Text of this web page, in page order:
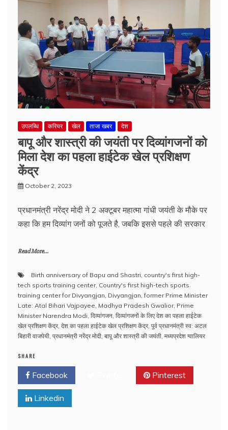
उपलब्धि करियर खेल ताजा खबर देश
बापू और शास्त्री की जयंती पर दिव्यांगजनों को
मिला देश का पहला हाईटेक खेल प्रशिक्षण
केंद्र
October 2, 2023
प्रधानमंत्री नरेंद्र मोदी ने 2 अक्टूबर महात्मा गांधी जयंती के मौके पर
कहा कि हम दिव्यांग जनों को पूजते है, जबकि इससे पहले की सरकार
Read More...
Birth anniversary of Bapu and Shastri, country's first high-
tech sports training center, Country's first high-tech sports
training center for Divyangjan, Divyangjan,former Prime Minister
Late: Atal Bihari Vajpayee, Madhya Pradesh Gwalior, Prime
Minister Narendra Modi, दिव्यांगजन, दिव्यांगजनों के लिए देश का पहला हाईटेक
खेल प्रशिक्षण केंद्र, देश का पहला हाईटेक खेल प्रशिक्षण केंद्र, पूर्व प्रधानमंत्री स्व: अटल
बिहारी वाजपेयी, प्रधानमंत्री नरेंद्र मोदी, बापू और शास्त्री की जयंती, मध्यप्रदेश ग्वालियर
SHARE
Facebook Pinterest
Linkedin